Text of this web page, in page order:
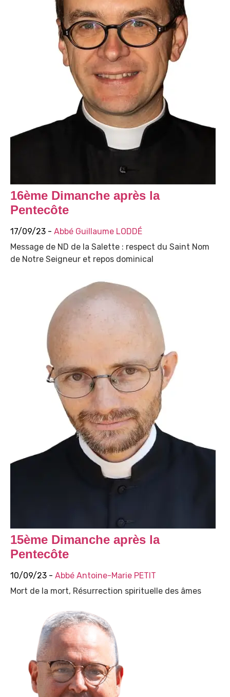
16ème Dimanche après la
Pentecôte
17/09/23 - Abbé Guillaume LODDÉ
Message de ND de la Salette : respect du Saint Nom
de Notre Seigneur et repos dominical
15ème Dimanche après la
Pentecôte
10/09/23 - Abbé Antoine-Marie PETIT
Mort de la mort, Résurrection spirituelle des âmes